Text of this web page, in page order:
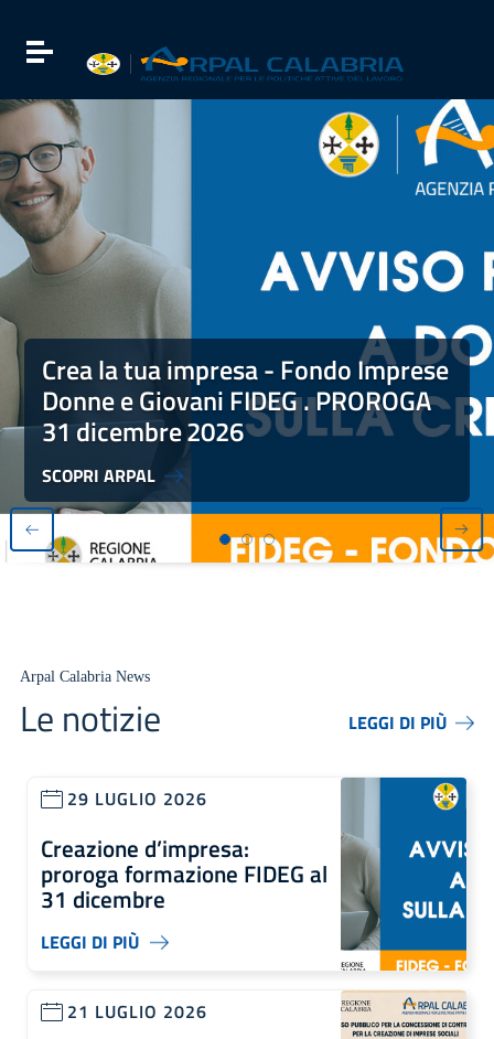
Vai al footer
Attiva / disattiva la navigazione
Crea la tua impresa - Fondo Imprese Donne e Giovani
Crea la tua impresa - Fondo Imprese
Donne e Giovani FIDEG . PROROGA
31 dicembre2026
SCOPRI ARPAL
Arpal Calabria News
Le notizie LEGGI DI PIÙ
29 LUGLIO 2026
Creazione d’impresa:
proroga formazione FIDEG al
31 dicembre
LEGGI DI PIÙ
21 LUGLIO 2026